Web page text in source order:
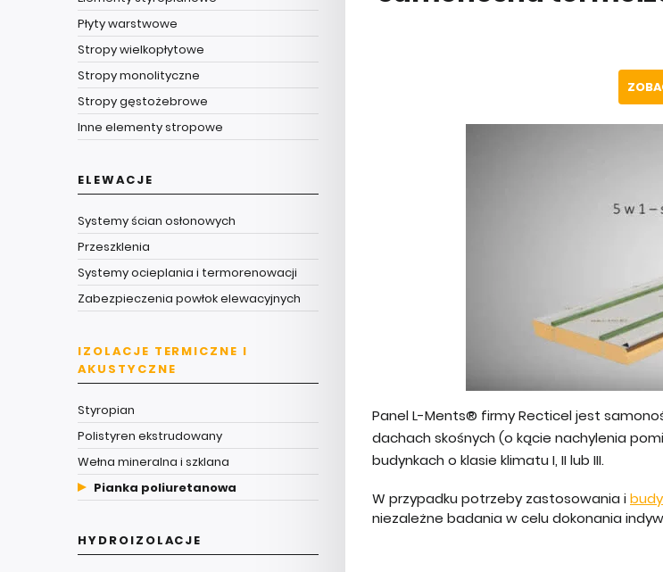
Płyty warstwowe
Stropy wielkopłytowe
Stropy monolityczne
Stropy gęstożebrowe
Inne elementy stropowe
ELEWACJE
Systemy ścian osłonowych
Przeszklenia
Systemy ocieplania i termorenowacji
Zabezpieczenia powłok elewacyjnych
IZOLACJE TERMICZNE I
AKUSTYCZNE
Styropian
Polistyren ekstrudowany
Wełna mineralna i szklana
Pianka poliuretanowa
HYDROIZOLACJE
Panel L-Ments® firmy Recticel jest
dachach skośnych (o kącie nachylenia
budynkach o klasie klimatu I, II lub III.
W przypadku potrzeby zastosowania i
niezależne badania w celu dokonania